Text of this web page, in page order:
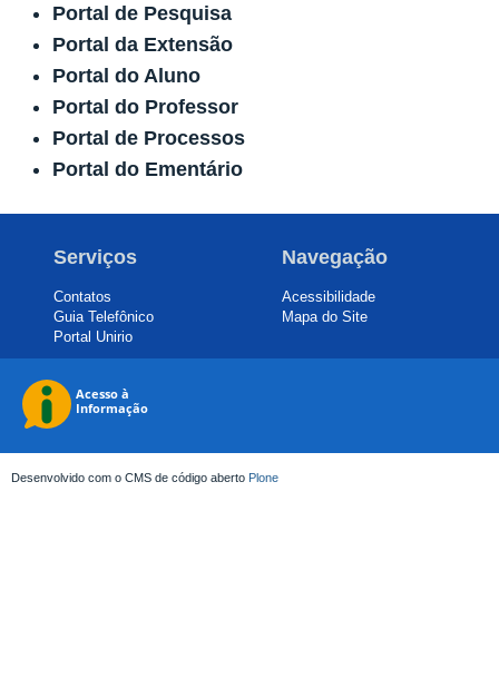
Portal de Pesquisa
Portal da Extensão
Portal do Aluno
Portal do Professor
Portal de Processos
Portal do Ementário
Serviços
Contatos
Guia Telefônico
Portal Unirio
Navegação
Acessibilidade
Mapa do Site
Desenvolvido com o CMS de código aberto Plone